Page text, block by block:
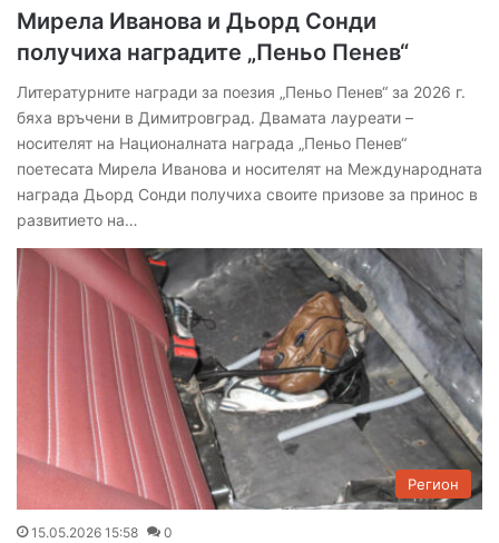
Мирела Иванова и Дьорд Сонди
получиха наградите „Пеньо Пенев“
Литературните награди за поезия „Пеньо Пенев“ за 2026 г.
бяха връчени в Димитровград. Двамата лауреати –
носителят на Националната награда „Пеньо Пенев“
поетесата Мирела Иванова и носителят на Международната
награда Дьорд Сонди получиха своите призове за принос в
развитието на…
Регион
15.05.2026 15:58 0